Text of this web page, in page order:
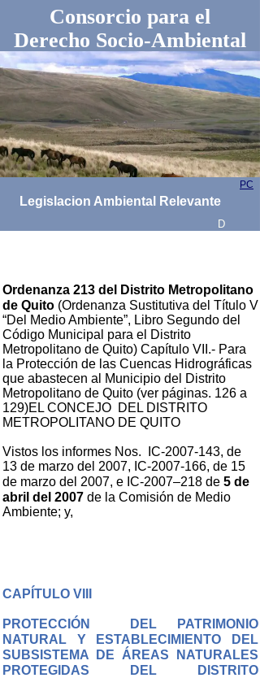
CAPÍTULO VIII
PROTECCIÓN DEL PATRIMONIO
NATURAL Y ESTABLECIMIENTO DEL
SUBSISTEMA DE ÁREAS NATURALES
PROTEGIDAS DEL DISTRITO
Ordenanza 213 del Distrito Metropolitano
de Quito (Ordenanza Sustitutiva del Título V
“Del Medio Ambiente”, Libro Segundo del
Código Municipal para el Distrito
Metropolitano de Quito) Capítulo VII.- Para
la Protección de las Cuencas Hidrográficas
que abastecen al Municipio del Distrito
Metropolitano de Quito (ver páginas. 126 a
129)EL CONCEJO DEL DISTRITO
METROPOLITANO DE QUITO
Vistos los informes Nos. IC-2007-143, de
13 de marzo del 2007, IC-2007-166, de 15
de marzo del 2007, e IC-2007–218 de 5 de
abril del 2007 de la Comisión de Medio
Ambiente; y,
Consorcio para el
Derecho Socio-Ambiental
PC
D
Legislacion Ambiental Relevante